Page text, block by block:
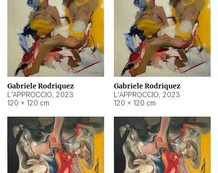
Gabriele Rodriquez
L'APPROCCIO, 2023
120 × 120 cm
Gabriele Rodriquez
L'APPROCCIO, 2023
120 × 120 cm